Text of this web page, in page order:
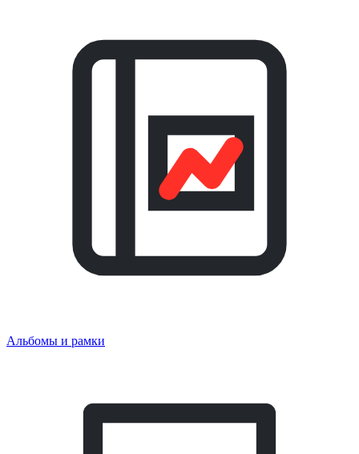
Альбомы и рамки